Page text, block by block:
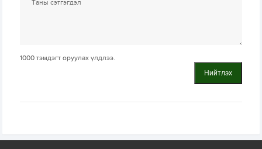
1000 тэмдэгт оруулах үлдлээ.
Нийтлэх